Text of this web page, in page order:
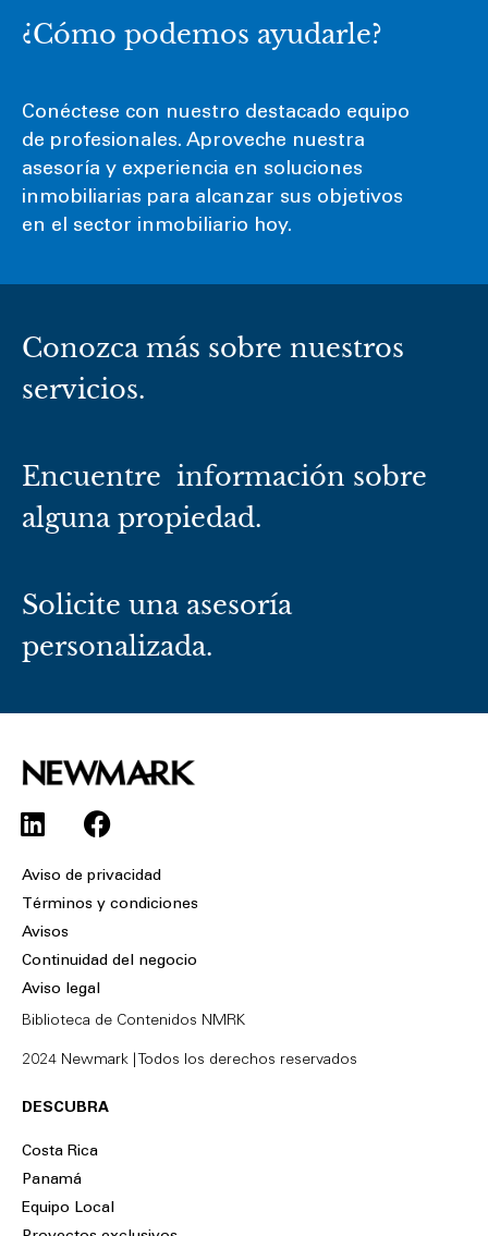
¿Cómo podemos ayudarle?
Conéctese con nuestro destacado equipo
de profesionales. Aproveche nuestra
asesoría y experiencia en soluciones
inmobiliarias para alcanzar sus objetivos
en el sector inmobiliario hoy.
Conozca más sobre nuestros
servicios.
Encuentre información sobre
alguna propiedad.
Solicite una asesoría
personalizada.
L
i
n
k
d
i
n
F
a
c
b
o
k
Aviso de privacidad
Términos y condiciones
Avisos
Continuidad del negocio
Aviso legal
Biblioteca de Contenidos NMRK
2024 Newmark | Todos los derechos reservados
DESCUBRA
Costa Rica
Panamá
Equipo Local